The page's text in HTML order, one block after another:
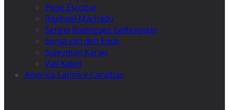
Pepe Escobar
Raphael Machado
Sergio Rodríguez Gelfenstein
Sonja van den Ende
Suleyman Karan
Vali Kaleji
América Latina e Caraíbas